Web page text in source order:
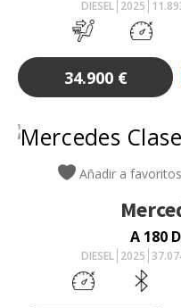
DIESEL 2025
34.900 €
Añadir a favoritos
A 180
DIESEL 2025